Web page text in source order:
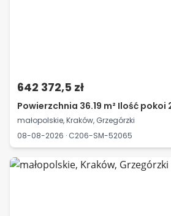
642 372,5 zł
Powierzchnia 36.19 m² Ilość pokoi
małopolskie, Kraków, Grzegórzki
08-08-2026 · C206-SM-52065